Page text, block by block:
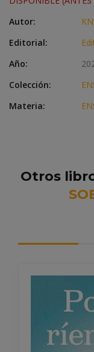
Autor:
Editorial:
Año:
Colección:
Materia:
Otros